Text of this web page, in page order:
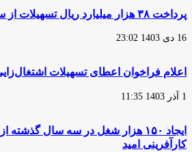
پرداخت ۳۸ هزار میلیارد ریال تسهیلات از سوی صندوق کارآفرینی
16 دی 1403 23:02
اعلام فراخوان اعطای تسهیلات
1 آذر 1403 11:35
ایجاد ۱۵۰ هزار شغل در سه سال
کارآفرینی امید